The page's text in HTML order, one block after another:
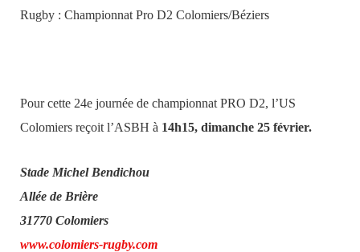
Rugby : Championnat Pro D2 Colomiers/Béziers
Pour cette 24e journée de championnat PRO D2, l’US
Colomiers reçoit l’ASBH à 14h15, dimanche 25 février.
Stade Michel Bendichou
Allée de Brière
31770 Colomiers
www.colomiers-rugby.com